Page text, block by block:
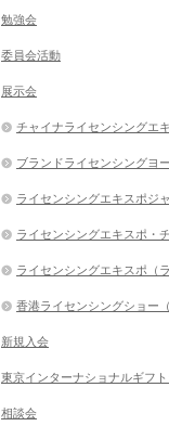
勉強会
委員会活動
展示会
チャイナライセンシングエ
ブランドライセンシングヨ
ライセンシングエキスポジ
ライセンシングエキスポ・
ライセンシングエキスポ（
香港ライセンシングショー（
新規入会
東京インターナショナルギフ
相談会